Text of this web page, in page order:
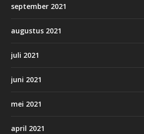
september 2021
augustus 2021
juli 2021
juni 2021
mei 2021
april 2021